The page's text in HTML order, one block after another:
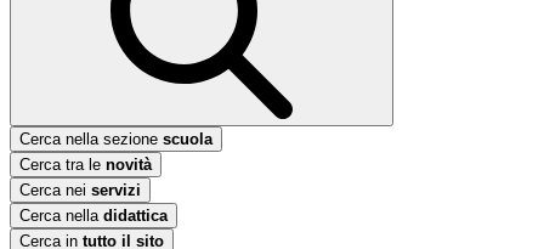
Cerca nella sezione scuola
Cerca tra le novità
Cerca nei servizi
Cerca nella didattica
Cerca in tutto il sito